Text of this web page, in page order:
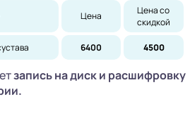
Цена
Цена со
скидкой
6400 4500
запись на диски расшифровку